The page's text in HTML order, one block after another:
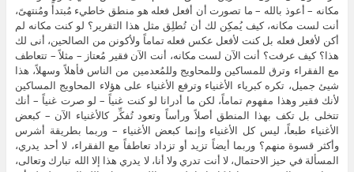
مكانه – أعوذ بالله – ما تصورت أن أفعل فعله هو منطق خاطيء مُبتدأً ومُنتهىً،
أنت لست مكانه، كيف يُمكِن لك أن تُطلِق مثل هذا التقرير؟ لو كنت مكانه لم
أكن لأفعل فعله بل كنت لأفعل عكس فعله تماماً ولأكونن من الصالحين، أنى لك
هذا؟ كيف عرفت؟ أنت الآن لست مكانه، أنت الآن فقير مُعتاز – مثلاً – تتعاطف
مع الفقراء وترق للمساكين وللمحاويج وللمُعدمين من الناس فأهلاً وسهلاً، هذا
شيئ جميل، تكره كبرياء الأغنياء وترفع الأغنياء على هؤلاء المحاويج المساكين
لأنك فقير وهذا مفهوم تماماً، لكن ما أدرانا لو كنت غنياً – لو صرت غنياً – أنك
تتخلى بل تكف بهذا المنطق أصلاً ورأساً وتعود تُفكِّر كالأغنياء الآن – كبعض
الأغنياء طبعاً، ليس كل الأغنياء وإنما كبعض الأغنياء – وربما بطريقة أشرس
وأكثر قسوة منهم؟ وربما أيضاً تزيد أو تزداد تعاطفاً مع الفقراء، لا أحد يدري،
المسألة في حيز الاحتمال، لا أنت تدري ولا أنا، لا يدري هذا إلا الله تبارك وتعالى،